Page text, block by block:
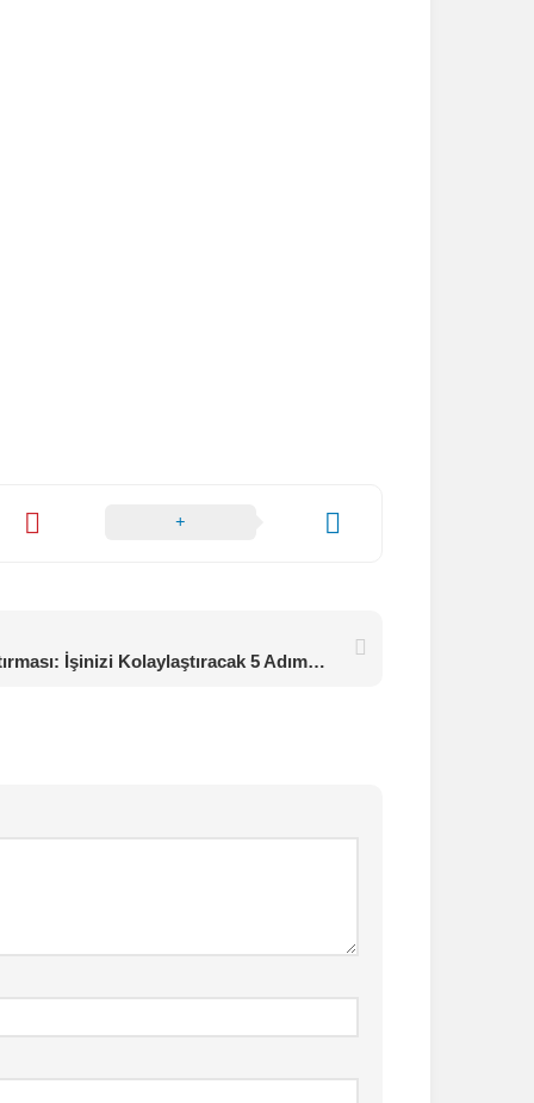
Excel İle Teklif Karşılaştırması: İşinizi Kolaylaştıracak 5 Adımda Raporlama Yöntemi